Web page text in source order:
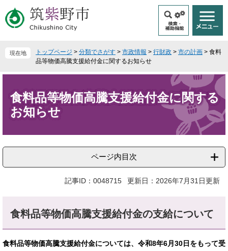
ー
ジ
ニ
ュ
現在地 トップページ > 分類でさがす > 市政情報 > 行財政 > 市の計画 > 食料
品等物価高騰支援給付金に関するお知らせ
食料品等物価高騰支援給付金に関する
お知らせ
ページ内目次
記事ID：0048715 更新日：2026年7月31日更新
食料品等物価高騰支援給付金の支給について
食料品等物価高騰支援給付金については、令和8年6月30日をもって受